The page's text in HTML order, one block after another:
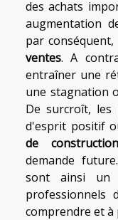
des achats
augmentation
par
ventes. A
entraîner une
une stagnation
De surcroît, les
d'esprit positif
de construction
demande
sont ainsi un
professionnels
comprendre et à